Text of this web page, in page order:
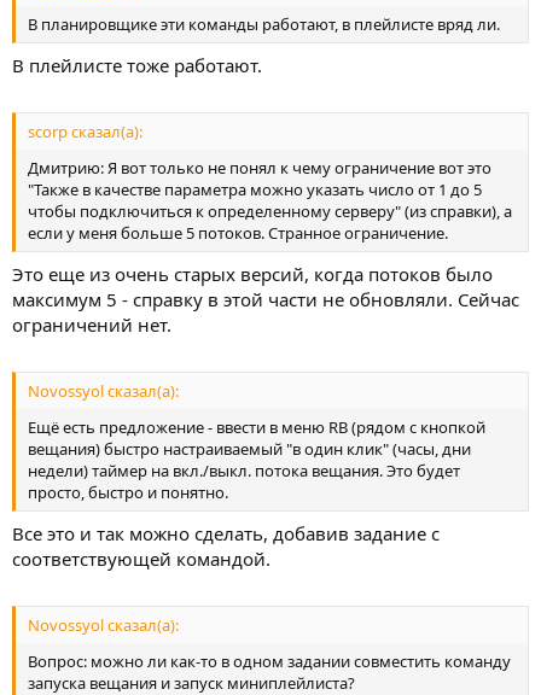
В планировщике эти команды работают, в плейлисте вряд ли.
В плейлисте тоже работают.
scorp сказал(а):
Дмитрию: Я вот только не понял к чему ограничение вот это
"Также в качестве параметра можно указать число от 1 до 5
чтобы подключиться к определенному серверу" (из справки), а
если у меня больше 5 потоков. Странное ограничение.
Это еще из очень старых версий, когда потоков было
максимум 5 - справку в этой части не обновляли. Сейчас
ограничений нет.
Novossyol сказал(а):
Ещё есть предложение - ввести в меню RB (рядом с кнопкой
вещания) быстро настраиваемый "в один клик" (часы, дни
недели) таймер на вкл./выкл. потока вещания. Это будет
просто, быстро и понятно.
Все это и так можно сделать, добавив задание с
соответствующей командой.
Novossyol сказал(а):
Вопрос: можно ли как-то в одном задании совместить команду
запуска вещания и запуск миниплейлиста?